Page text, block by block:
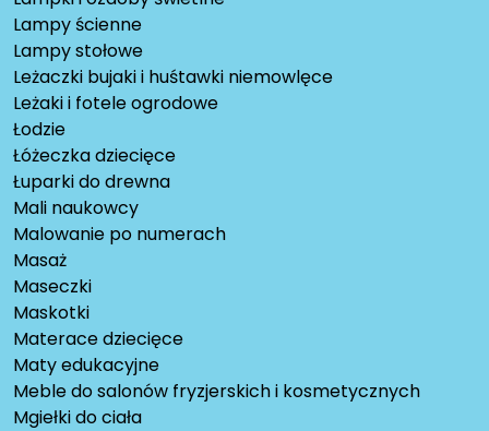
Lampy ścienne
Lampy stołowe
Leżaczki bujaki i huśtawki niemowlęce
Leżaki i fotele ogrodowe
Łodzie
Łóżeczka dziecięce
Łuparki do drewna
Mali naukowcy
Malowanie po numerach
Masaż
Maseczki
Maskotki
Materace dziecięce
Maty edukacyjne
Meble do salonów fryzjerskich i kosmetycznych
Mgiełki do ciała